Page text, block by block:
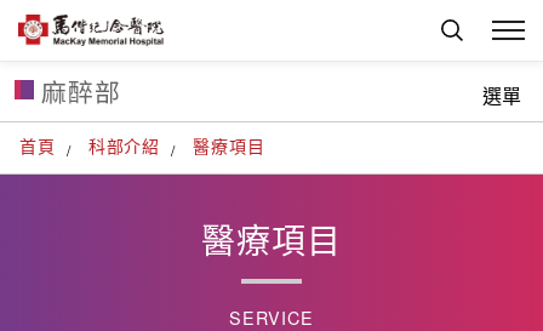
首頁 科部介紹 醫療項目
麻醉部 選單
醫療項目
SERVICE